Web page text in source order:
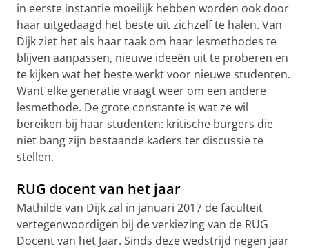
in eerste instantie moeilijk hebben worden ook door
haar uitgedaagd het beste uit zichzelf te halen. Van
Dijk ziet het als haar taak om haar lesmethodes te
blijven aanpassen, nieuwe ideeën uit te proberen en
te kijken wat het beste werkt voor nieuwe studenten.
Want elke generatie vraagt weer om een andere
lesmethode. De grote constante is wat ze wil
bereiken bij haar studenten: kritische burgers die
niet bang zijn bestaande kaders ter discussie te
stellen.
RUG docent van het jaar
Mathilde van Dijk zal in januari 2017 de faculteit
vertegenwoordigen bij de verkiezing van de RUG
Docent van het Jaar. Sinds deze wedstrijd negen jaar